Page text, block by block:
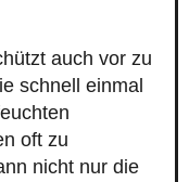
auch vor zu
schnell einmal
oft zu
nicht nur die